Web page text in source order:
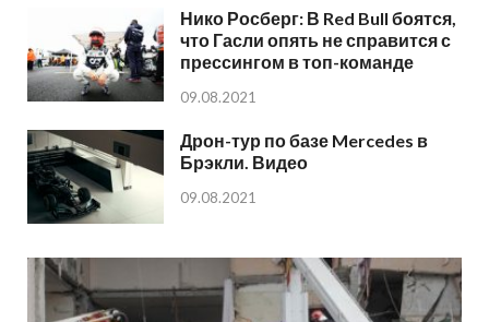
Нико Росберг: В Red Bull боятся,
что Гасли опять не справится с
прессингом в топ-команде
09.08.2021
Дрон-тур по базе Mercedes в
Брэкли. Видео
09.08.2021